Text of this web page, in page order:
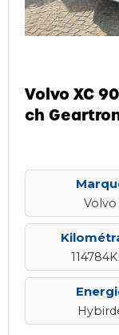
Volvo XC
ch
Volvo